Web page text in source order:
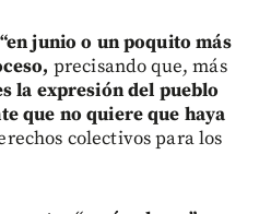
“en junio o un poquito más
precisando que, más
la expresión del pueblo
que no quiere que haya
colectivos para los